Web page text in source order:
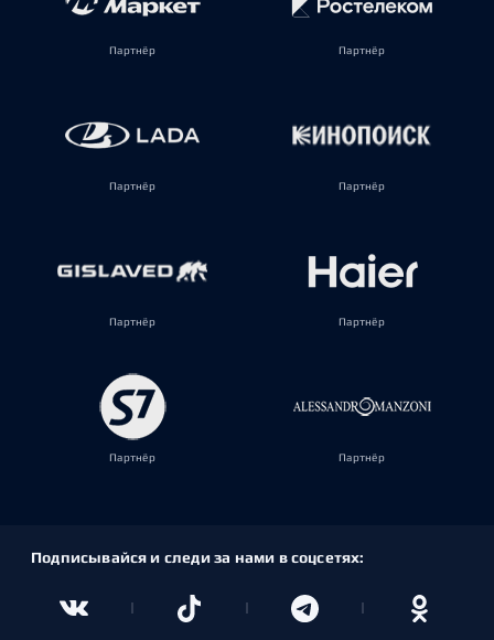
Партнёр Партнёр
Партнёр Партнёр
Партнёр Партнёр
Партнёр Партнёр
Подписывайся и следи за нами в соцсетях: